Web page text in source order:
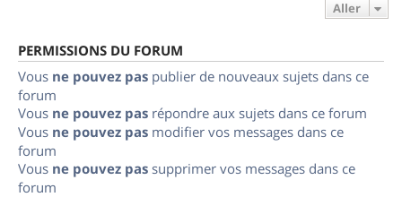
Aller
PERMISSIONS DU FORUM
Vous ne pouvez pas publier de nouveaux sujets dans ce
forum
Vous ne pouvez pas répondre aux sujets dans ce forum
Vous ne pouvez pas modifier vos messages dans ce
forum
Vous ne pouvez pas supprimer vos messages dans ce
forum